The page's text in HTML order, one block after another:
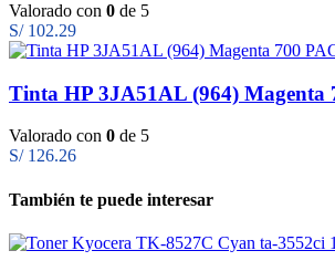
Valorado con 0 de 5
S/102.29
Tinta HP 3JA51AL (964) Magenta
Valorado con 0 de 5
S/126.26
También te puede interesar